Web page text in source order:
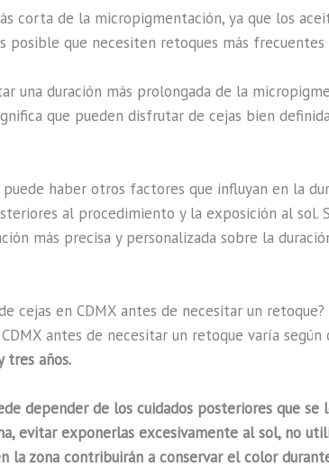
corta de la micropigmentación, ya que los
posible que necesiten retoques más
una duración más prolongada de la
que pueden disfrutar de cejas bien
haber otros factores que influyan en la
al procedimiento y la exposición al sol.
más precisa y personalizada sobre la
cejas en CDMX antes de necesitar un retoque?
antes de necesitar un retoque varía
tres años.
depender de los cuidados posteriores que se
evitar exponerlas excesivamente al sol, no
la zona contribuirán a conservar el color